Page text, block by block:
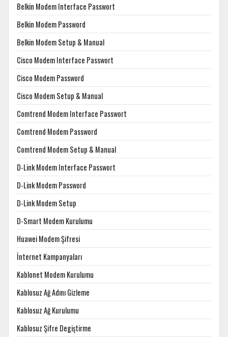
Belkin Modem Interface Passwort
Belkin Modem Password
Belkin Modem Setup & Manual
Cisco Modem Interface Passwort
Cisco Modem Password
Cisco Modem Setup & Manual
Comtrend Modem Interface Passwort
Comtrend Modem Password
Comtrend Modem Setup & Manual
D-Link Modem Interface Passwort
D-Link Modem Password
D-Link Modem Setup
D-Smart Modem Kurulumu
Huawei Modem Şifresi
İnternet Kampanyaları
Kablonet Modem Kurulumu
Kablosuz Ağ Adını Gizleme
Kablosuz Ağ Kurulumu
Kablosuz Şifre Degiştirme